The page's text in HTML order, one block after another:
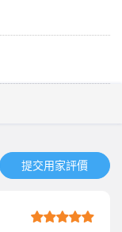
提交用家評價​